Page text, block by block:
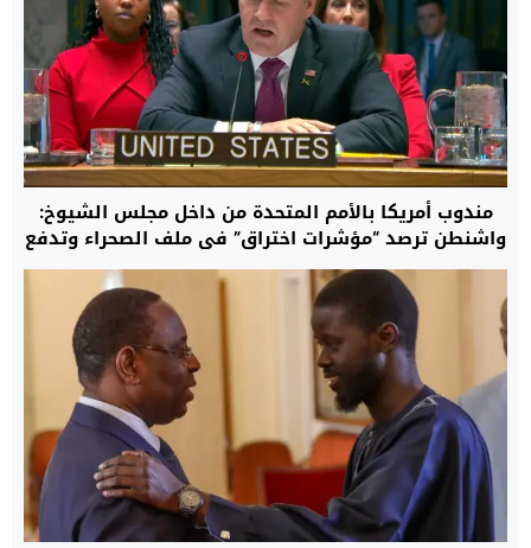
مندوب أمريكا بالأمم المتحدة من داخل مجلس الشيوخ:
واشنطن ترصد “مؤشرات اختراق” في ملف الصحراء وتدفع
بالمسار الأممي نحو تسوية واقعية تنهي نزاع الخمسة